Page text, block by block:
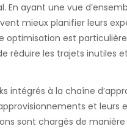
En ayant une vue
mieux planifier leurs
optimisation est
réduire les trajets inutiles
intégrés à la chaîne
et leurs
sont chargés de